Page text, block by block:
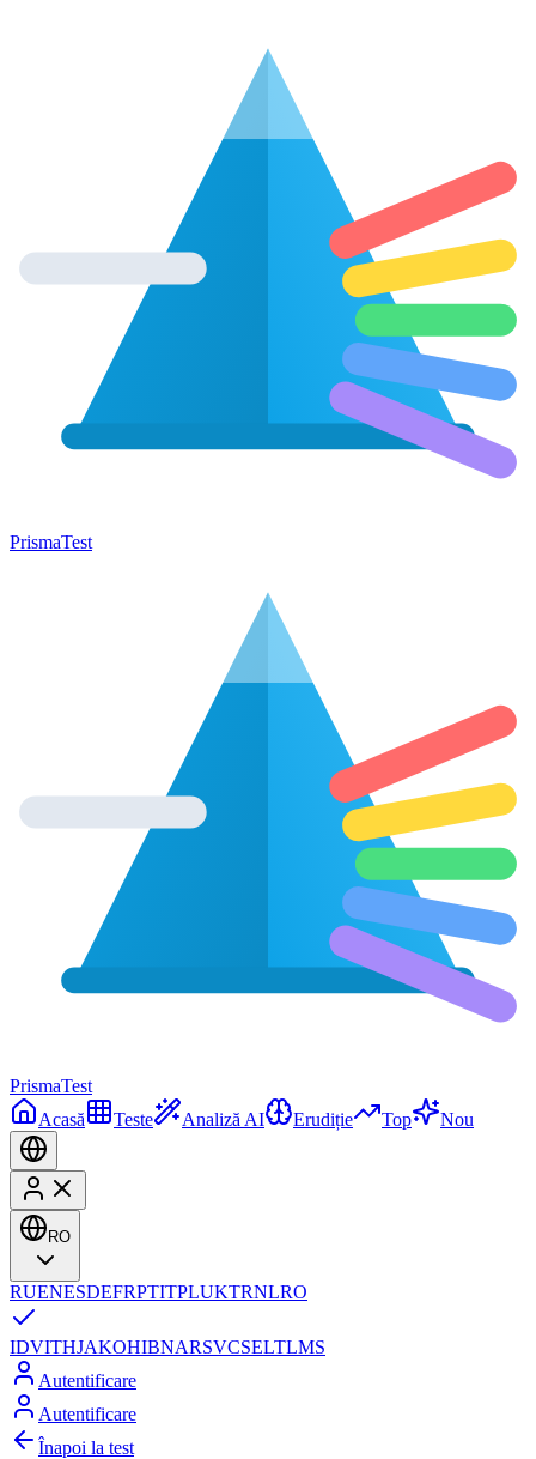
PrismaTest
PrismaTest
Acasă
Teste Analiză AI Erudiție Top Nou
RO
RUENESDEFRPTITPLUKTRNLRO
IDVITHJAKOHIBNARSVCSELTLMS
Autentificare
Autentificare
Înapoi la test